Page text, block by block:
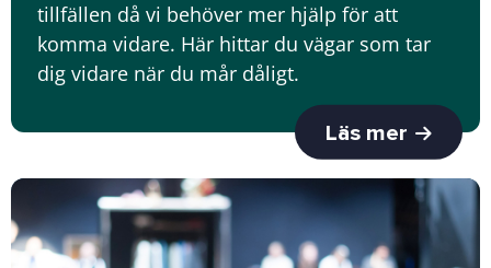
tillfällen då vi behöver mer hjälp för att
komma vidare. Här hittar du vägar som tar
dig vidare när du mår dåligt.
Läs mer